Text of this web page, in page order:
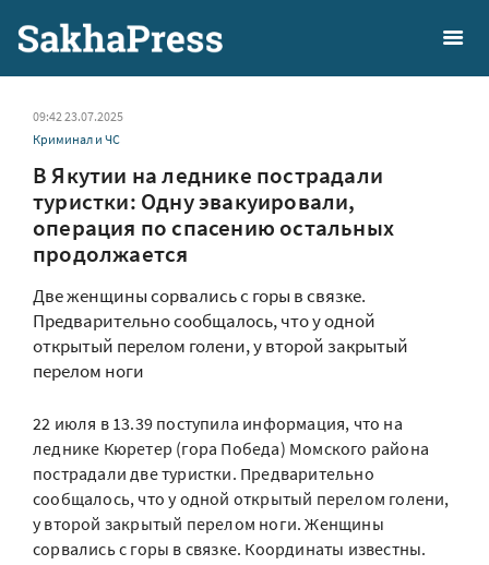
09:42 23.07.2025
Криминал и ЧС
В Якутии на леднике пострадали
туристки: Одну эвакуировали,
операция по спасению остальных
продолжается
Две женщины сорвались с горы в связке.
Предварительно сообщалось, что у одной
открытый перелом голени, у второй закрытый
перелом ноги
22 июля в 13.39 поступила информация, что на
леднике Кюретер (гора Победа) Момского района
пострадали две туристки. Предварительно
сообщалось, что у одной открытый перелом голени,
у второй закрытый перелом ноги. Женщины
сорвались с горы в связке. Координаты известны.